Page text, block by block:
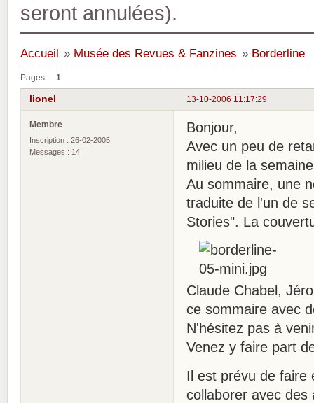
seront annulées).
Accueil » Musée des Revues & Fanzines » Borderline
Pages : 1
13-10-2006 11:17:29
lionel
Membre
Inscription : 26-02-2005
Messages : 14
Bonjour,
Avec un peu de
milieu de la
Au sommaire, une
traduite de l'un de
Stories". La
Claude Chabel,
ce sommaire avec
N'hésitez pas à
Venez y faire part
Il est prévu de faire
collaborer avec des